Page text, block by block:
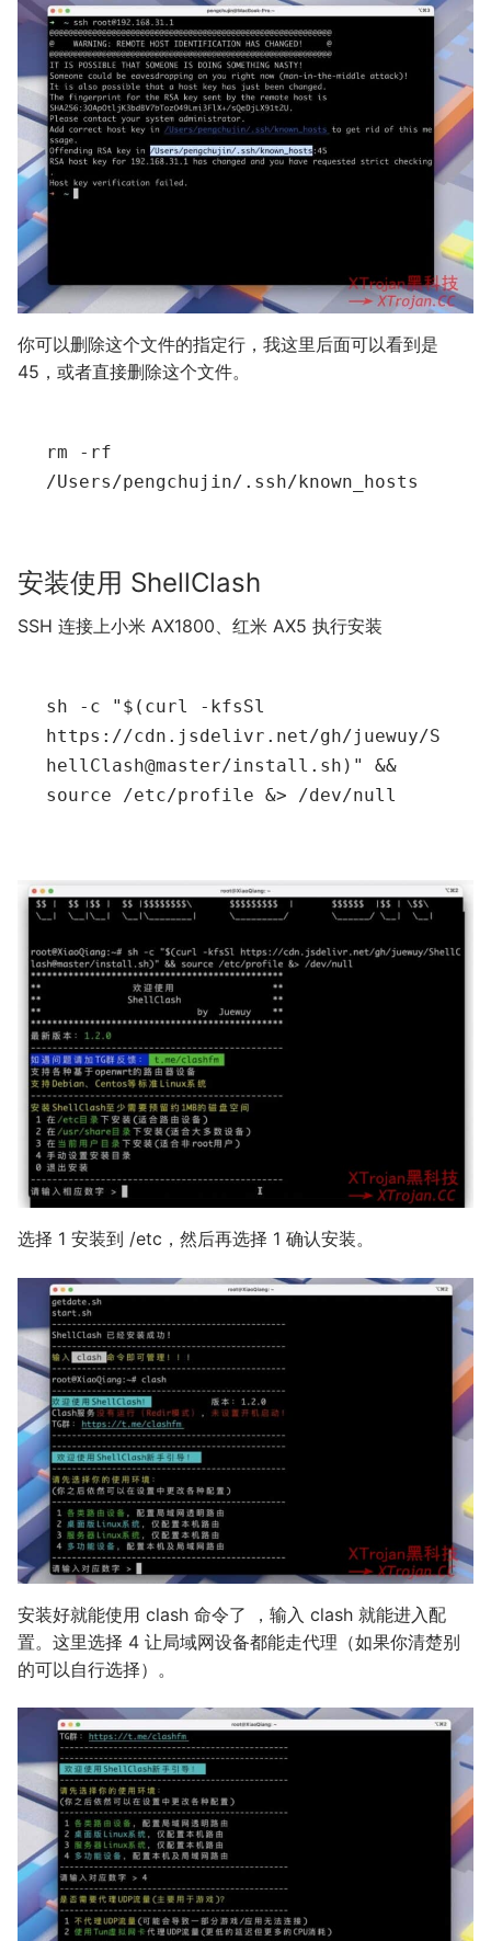
你可以删除这个文件的指定行，我这里后面可以看到是
45，或者直接删除这个文件。
/Users/pengchujin/
安装使用 ShellClash
SSH 连接上小米 AX1800、红米 AX5 执行安装
sh -c " $(curl -kfsSl
https://cdn.jsdelivr.net/gh/juewuy/S
hellClash@master/install.sh) "
&&
source
选择 1 安装到 /etc，然后再选择 1 确认安装。
安装好就能使用 clash 命令了 ，输入 clash 就能进入配
置。这里选择 4 让局域网设备都能走代理（如果你清楚别
的可以自行选择）。